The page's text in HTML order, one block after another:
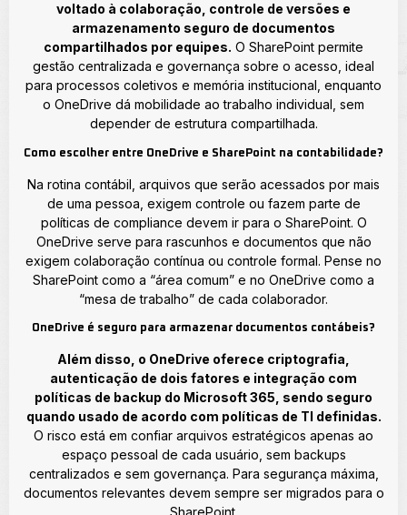
voltado à colaboração, controle de versões e
armazenamento seguro de documentos
compartilhados por equipes. O SharePoint permite
gestão centralizada e governança sobre o acesso, ideal
para processos coletivos e memória institucional, enquanto
o OneDrive dá mobilidade ao trabalho individual, sem
depender de estrutura compartilhada.
Como escolher entre OneDrive e SharePoint na contabilidade?
Na rotina contábil, arquivos que serão acessados por mais
de uma pessoa, exigem controle ou fazem parte de
políticas de compliance devem ir para o SharePoint. O
OneDrive serve para rascunhos e documentos que não
exigem colaboração contínua ou controle formal. Pense no
SharePoint como a “área comum” e no OneDrive como a
“mesa de trabalho” de cada colaborador.
OneDrive é seguro para armazenar documentos contábeis?
Além disso, o OneDrive oferece criptografia,
autenticação de dois fatores e integração com
políticas de backup do Microsoft 365, sendo seguro
quando usado de acordo com políticas de TI definidas.
O risco está em confiar arquivos estratégicos apenas ao
espaço pessoal de cada usuário, sem backups
centralizados e sem governança. Para segurança máxima,
documentos relevantes devem sempre ser migrados para o
SharePoint.